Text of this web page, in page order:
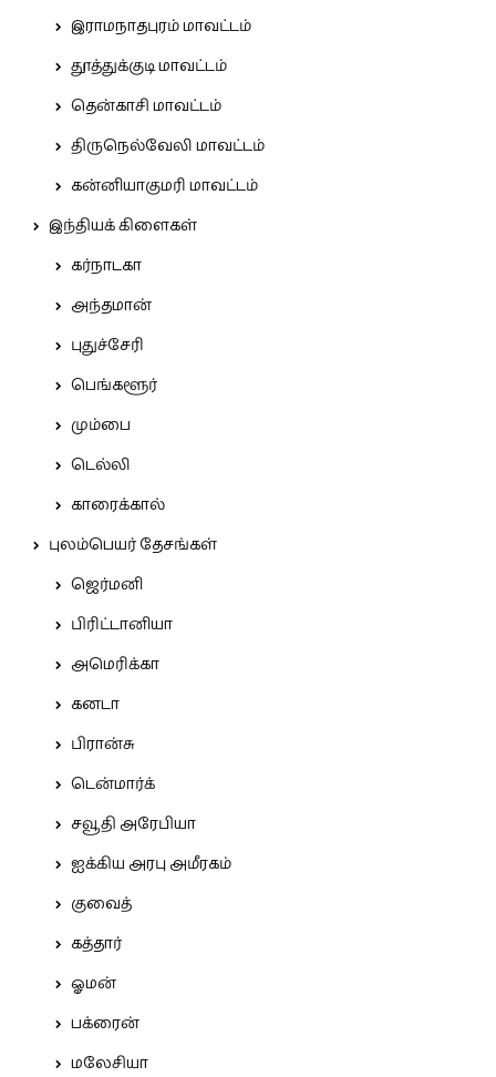
இராமநாதபுரம் மாவட்டம்
தூத்துக்குடி மாவட்டம்
தென்காசி மாவட்டம்
திருநெல்வேலி மாவட்டம்
கன்னியாகுமரி மாவட்டம்
இந்தியக் கிளைகள்
கர்நாடகா
அந்தமான்
புதுச்சேரி
பெங்களூர்
மும்பை
டெல்லி
காரைக்கால்
புலம்பெயர் தேசங்கள்
ஜெர்மனி
பிரிட்டானியா
அமெரிக்கா
கனடா
பிரான்சு
டென்மார்க்
சவூதி அரேபியா
ஐக்கிய அரபு அமீரகம்
குவைத்
கத்தார்
ஓமன்
பக்ரைன்
மலேசியா